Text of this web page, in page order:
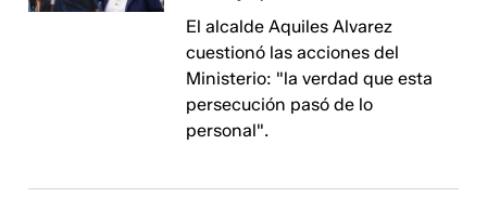
El alcalde Aquiles Alvarez
cuestionó las acciones del
Ministerio: "la verdad que esta
persecución pasó de lo
personal".